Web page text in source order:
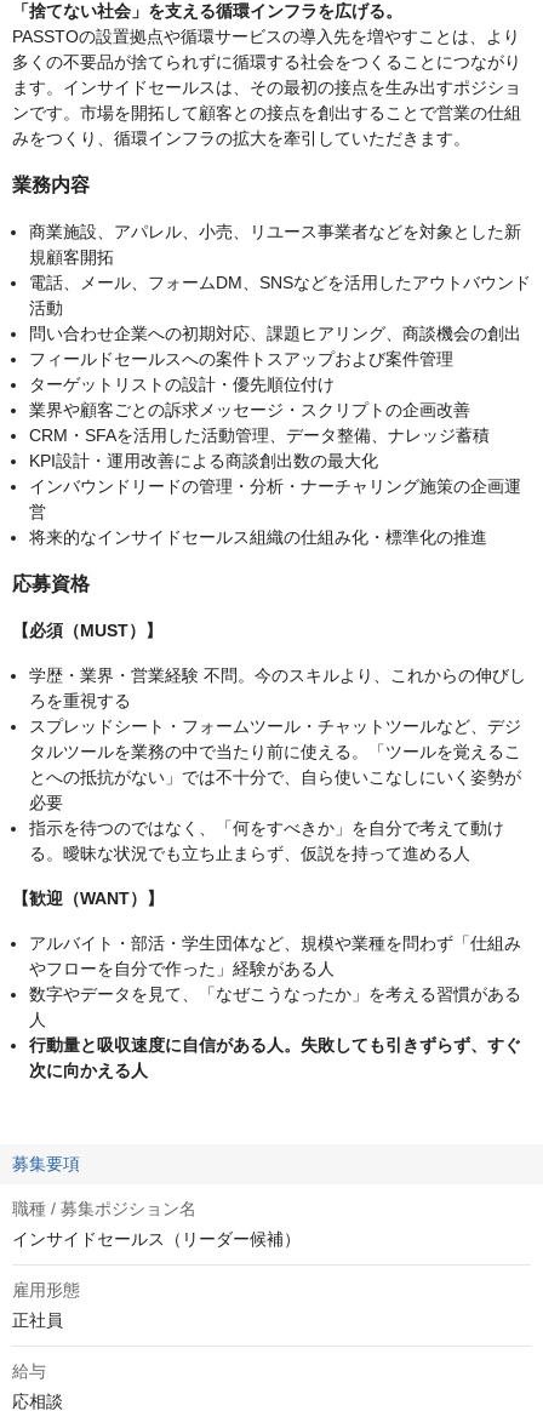
「捨てない社会」を支える循環インフラを広げる。
PASSTOの設置拠点や循環サービスの導入先を増やすことは、より
多くの不要品が捨てられずに循環する社会をつくることにつながり
ます。インサイドセールスは、その最初の接点を生み出すポジショ
ンです。市場を開拓して顧客との接点を創出することで営業の仕組
みをつくり、循環インフラの拡大を牽引していただきます。
業務内容
商業施設、アパレル、小売、リユース事業者などを対象とした新
規顧客開拓
電話、メール、フォームDM、SNSなどを活用したアウトバウンド
活動
問い合わせ企業への初期対応、課題ヒアリング、商談機会の創出
フィールドセールスへの案件トスアップおよび案件管理
ターゲットリストの設計・優先順位付け
業界や顧客ごとの訴求メッセージ・スクリプトの企画改善
CRM・SFAを活用した活動管理、データ整備、ナレッジ蓄積
KPI設計・運用改善による商談創出数の最大化
インバウンドリードの管理・分析・ナーチャリング施策の企画運
営
将来的なインサイドセールス組織の仕組み化・標準化の推進
応募資格
【必須（MUST）】
学歴・業界・営業経験 不問。今のスキルより、これからの伸びし
ろを重視する
スプレッドシート・フォームツール・チャットツールなど、デジ
タルツールを業務の中で当たり前に使える。「ツールを覚えるこ
とへの抵抗がない」では不十分で、自ら使いこなしにいく姿勢が
必要
指示を待つのではなく、「何をすべきか」を自分で考えて動け
る。曖昧な状況でも立ち止まらず、仮説を持って進める人
【歓迎（WANT）】
アルバイト・部活・学生団体など、規模や業種を問わず「仕組み
やフローを自分で作った」経験がある人
数字やデータを見て、「なぜこうなったか」を考える習慣がある
人
行動量と吸収速度に自信がある人。失敗しても引きずらず、すぐ
次に向かえる人
募集要項
職種 / 募集ポジション名
インサイドセールス（リーダー候補）
雇用形態
正社員
給与
応相談